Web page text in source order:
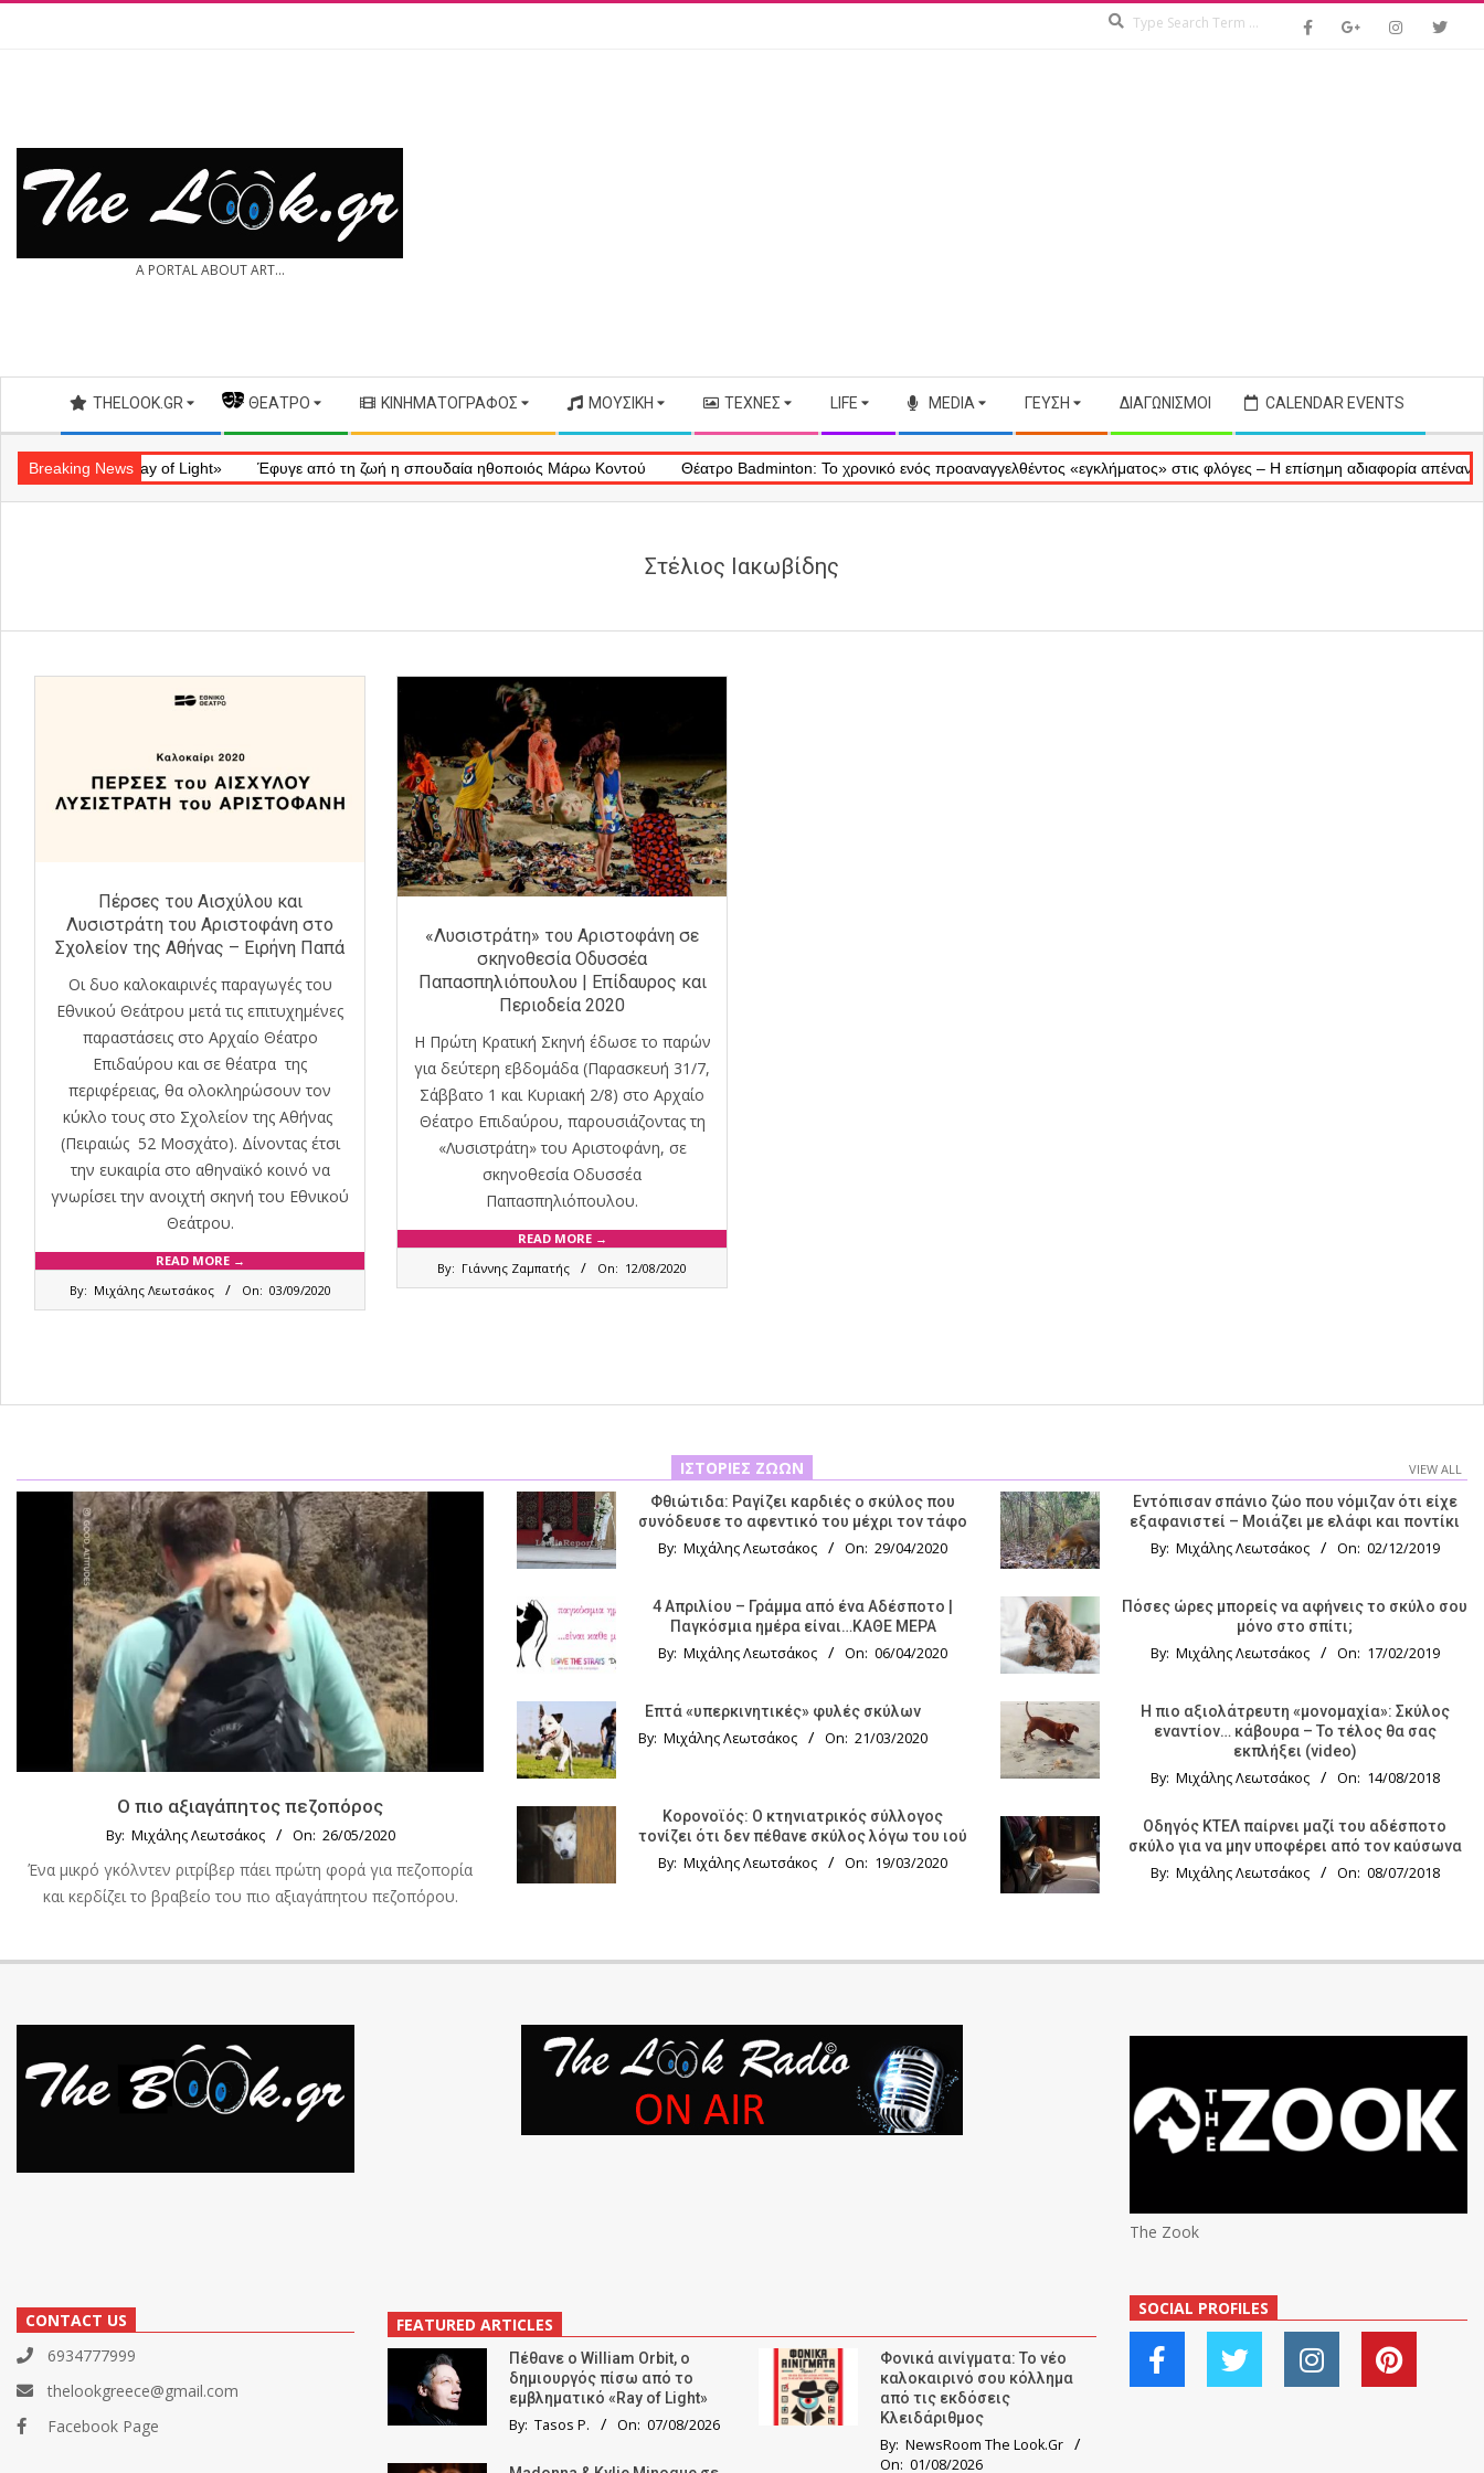
THE A PORTAL ABOUT ART...
Secondary
Navigation
Menu
THELOOK.GR — ΘΈΑΤΡΟ ΚΙΝΗΜΑΤΟΓΡΆΦΟΣ ΜΟΥΣΙΚΉ ΤΈΧΝΕΣ LIFE MEDIA ΓΕΎΣΗ ΔΙΑΓΩΝΙΣΜΟΊ CALENDAR EVENTS
Breaking News
«Ray of Light» Έφυγε από τη ζωή η σπουδαία ηθοποιός Μάρω Κοντού Θέατρο Badminton: Το χρονικό ενός προαναγγελθέντος «εγκλήματος» στις φλόγες – Η επίσημη αδιαφορία απέναντι στις
Στέλιος Ιακωβίδης
Πέρσες του Αισχύλου και
Λυσιστράτη του Αριστοφάνη στο
Σχολείον της Αθήνας – Ειρήνη Παπά
Οι δυο καλοκαιρινές παραγωγές του
Εθνικού Θεάτρου μετά τις επιτυχημένες
παραστάσεις στο Αρχαίο Θέατρο
Επιδαύρου και σε θέατρα της
περιφέρειας, θα ολοκληρώσουν τον
κύκλο τους στο Σχολείον της Αθήνας
(Πειραιώς 52 Μοσχάτο). Δίνοντας έτσι
την ευκαιρία στο αθηναϊκό κοινό να
γνωρίσει την ανοιχτή σκηνή του Εθνικού
Θεάτρου.
READ MORE →
By: Μιχάλης Λεωτσάκος On: 03/09/2020
«Λυσιστράτη» του Αριστοφάνη σε
σκηνοθεσία Οδυσσέα
Παπασπηλιόπουλου | Επίδαυρος και
Περιοδεία 2020
Η Πρώτη Κρατική Σκηνή έδωσε το παρών
για δεύτερη εβδομάδα (Παρασκευή 31/7,
Σάββατο 1 και Κυριακή 2/8) στο Αρχαίο
Θέατρο Επιδαύρου, παρουσιάζοντας τη
«Λυσιστράτη» του Αριστοφάνη, σε
σκηνοθεσία Οδυσσέα
Παπασπηλιόπουλου.
READ MORE →
By: Γιάννης Ζαμπατής On: 12/08/2020
ΙΣΤΟΡΊΕΣ ΖΏΩΝ VIEW ALL
Ο πιο αξιαγάπητος πεζοπόρος
By: Μιχάλης Λεωτσάκος On: 26/05/2020
Ένα μικρό γκόλντεν ριτρίβερ πάει πρώτη φορά για πεζοπορία
και κερδίζει το βραβείο του πιο αξιαγάπητου πεζοπόρου.
Φθιώτιδα: Ραγίζει καρδιές ο σκύλος που
συνόδευσε το αφεντικό του μέχρι τον τάφο
By: Μιχάλης Λεωτσάκος On: 29/04/2020
4 Απριλίου – Γράμμα από ένα Αδέσποτο |
Παγκόσμια ημέρα είναι…ΚΑΘΕ ΜΕΡΑ
By: Μιχάλης Λεωτσάκος On: 06/04/2020
Επτά «υπερκινητικές» φυλές σκύλων
By: Μιχάλης Λεωτσάκος On: 21/03/2020
Κορονοϊός: Ο κτηνιατρικός σύλλογος
τονίζει ότι δεν πέθανε σκύλος λόγω του ιού
By: Μιχάλης Λεωτσάκος On: 19/03/2020
Εντόπισαν σπάνιο ζώο που νόμιζαν ότι είχε
εξαφανιστεί – Μοιάζει με ελάφι και ποντίκι
By: Μιχάλης Λεωτσάκος On: 02/12/2019
Πόσες ώρες μπορείς να αφήνεις το σκύλο σου
μόνο στο σπίτι;
By: Μιχάλης Λεωτσάκος On: 17/02/2019
Η πιο αξιολάτρευτη «μονομαχία»: Σκύλος
εναντίον… κάβουρα – Το τέλος θα σας
εκπλήξει (video)
By: Μιχάλης Λεωτσάκος On: 14/08/2018
Οδηγός KTΕΛ παίρνει μαζί του αδέσποτο
σκύλο για να μην υποφέρει από τον καύσωνα
By: Μιχάλης Λεωτσάκος On: 08/07/2018
CONTACT US
6934777999
thelookgreece@gmail.com
Facebook Page
FEATURED ARTICLES
Πέθανε ο William Orbit, ο
δημιουργός πίσω από το
εμβληματικό «Ray of Light»
By: Tasos P. On: 07/08/2026
Φονικά αινίγματα: Το νέο
καλοκαιρινό σου κόλλημα
από τις εκδόσεις
Κλειδάριθμος
By: NewsRoom The Look.Gr
On: 01/08/2026
The Zook
SOCIAL PROFILES